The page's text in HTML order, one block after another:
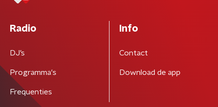
Radio
DJ’s
Programma's
Frequenties
Info
Contact
Download de app